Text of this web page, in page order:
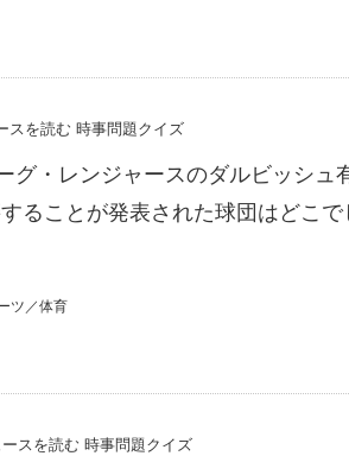
スを読む 時事問題クイズ
グ・レンジャースのダルビッシュ
ることが発表された球団はどこで
ツ／体育
スを読む 時事問題クイズ